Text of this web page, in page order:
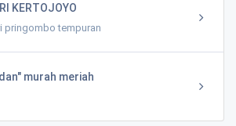
KERTOJOYO
pringombo tempuran
murah meriah